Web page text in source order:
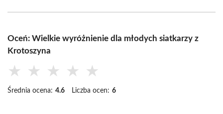
Oceń: Wielkie wyróżnienie dla młodych siatkarzy z
Krotoszyna
★ ★ ★ ★ ★
Średnia ocena: 4.6 Liczba ocen: 6